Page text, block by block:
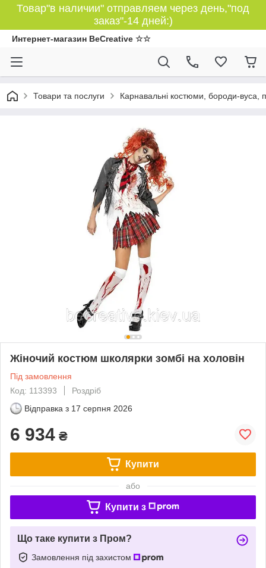
Товар"в наличии" отправляем через день,"под
заказ"-14 дней:)
Интернет-магазин BeCreative ☆☆
Товари та послуги Карнавальні костюми, бороди-вуса,
Жіночий костюм школярки зомбі на холовін
Під замовлення
Код: 113393
Роздріб
Відправка з 17 серпня 2026
6 934 ₴
Купити
або
Купити з
Що таке купити з Пром?
Замовлення під захистом